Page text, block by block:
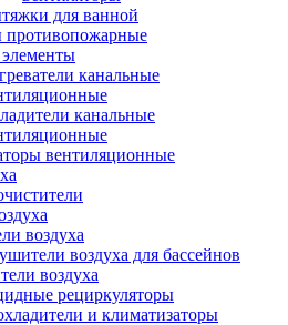
для ванной
противопожарные
канальные
канальные
вентиляционные
воздуха
воздуха для бассейнов
воздуха
рециркуляторы
и климатизаторы